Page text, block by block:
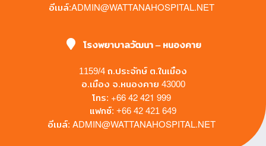
อีเมล์:ADMIN@WATTANAHOSPITAL.NET
โรงพยาบาลวัฒนา – หนองคาย
1159/4 ถ.ประจักษ์ ต.ในเมือง
อ.เมือง จ.หนองคาย 43000
โทร: +66 42 421 999
แฟกซ์: +66 42 421 649
อีเมล์: ADMIN@WATTANAHOSPITAL.NET